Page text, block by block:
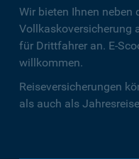
Wir bieten Ihnen neben
Vollkaskoversicherung
für Drittfahrer an. E-
willkommen.
Reiseversicherungen
als auch als